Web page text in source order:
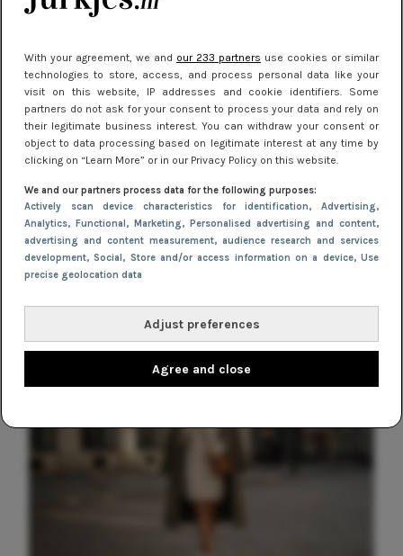
With your agreement, we and our 233 partners use cookies or similar
technologies to store, access, and process personal data like your
visit on this website, IP addresses and cookie identifiers. Some
partners do not ask for your consent to process your data and rely on
their legitimate business interest. You can withdraw your consent or
object to data processing based on legitimate interest at any time by
clicking on “Learn More” or in our Privacy Policy on this website.
We and our partners process data for the following purposes:
Actively scan device characteristics for identification, Advertising,
Analytics, Functional, Marketing, Personalised advertising and content,
advertising and content measurement, audience research and services
development, Social, Store and/or access information on a device, Use
precise geolocation data
Adjust preferences
Agree and close
Amsterdam Fashion Week:
Nederlands talent in de
schijnwerpers
TRENDS
Feestjurken: de mooiste jurken voor
de Kerstdagen en Oudejaarsavond